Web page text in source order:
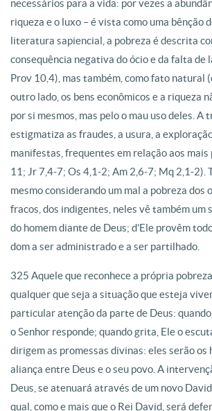
necessários para a vida: por vezes a
riqueza e o luxo – é vista como uma bênção
literatura sapiencial, a pobreza é descrita
consequência negativa do ócio e da falta de
Prov 10,4), mas também, como fato natural
outro lado, os bens econômicos e a riqueza
por si mesmos, mas pelo o mau uso deles. A
estigmatiza as fraudes, a usura, a
manifestas, frequentes em relação aos mais
11; Jr 7,4-7; Os 4,1-2; Am 2,6-7; Mq 2,1-2).
mesmo considerando um mal a pobreza dos
fracos, dos indigentes, neles vê também um
do homem diante de Deus; d’Ele provêm
dom a ser administrado e a ser partilhado.
325 Aquele que reconhece a própria
qualquer que seja a situação que esteja
particular atenção da parte de Deus: quando
o Senhor responde; quando grita, Ele o
dirigem as promessas divinas: eles serão os
aliança entre Deus e o seu povo. A
Deus, se atenuará através de um novo
qual, como e mais que o Rei David, será